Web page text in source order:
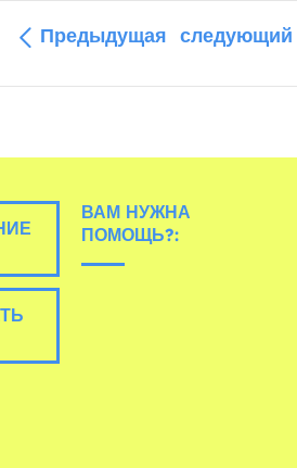
Предыдущая следующий
ВАМ НУЖНА
ПОМОЩЬ?: